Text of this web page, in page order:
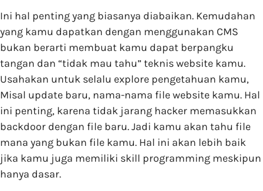
Ini hal penting yang biasanya diabaikan. Kemudahan
yang kamu dapatkan dengan menggunakan CMS
bukan berarti membuat kamu dapat berpangku
tangan dan “tidak mau tahu” teknis website kamu.
Usahakan untuk selalu explore pengetahuan kamu,
Misal update baru, nama-nama file website kamu. Hal
ini penting, karena tidak jarang hacker memasukkan
backdoor dengan file baru. Jadi kamu akan tahu file
mana yang bukan file kamu. Hal ini akan lebih baik
jika kamu juga memiliki skill programming meskipun
hanya dasar.